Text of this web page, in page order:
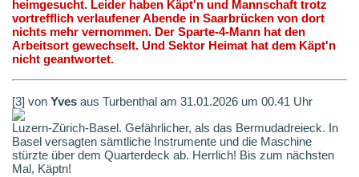
heimgesucht. Leider haben Käpt'n und Mannschaft trotz
vortrefflich verlaufener Abende in Saarbrücken von dort
nichts mehr vernommen. Der Sparte-4-Mann hat den
Arbeitsort gewechselt. Und Sektor Heimat hat dem Käpt'n
nicht geantwortet.
[3] von Yves aus Turbenthal am 31.01.2026 um 00.41 Uhr
Luzern-Zürich-Basel. Gefährlicher, als das Bermudadreieck. In
Basel versagten sämtliche Instrumente und die Maschine
stürzte über dem Quarterdeck ab. Herrlich! Bis zum nächsten
Mal, Käptn!